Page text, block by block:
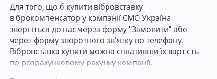
Для того, що б купити вібровставку
віброкомпенсатор у компанії СМО Україна
зверніться до нас через форму "Замовити" або
через форму зворотного зв'язку по телефону.
Вібровставка купити можна сплативши їх вартість
по розрахунковому рахунку компанії.